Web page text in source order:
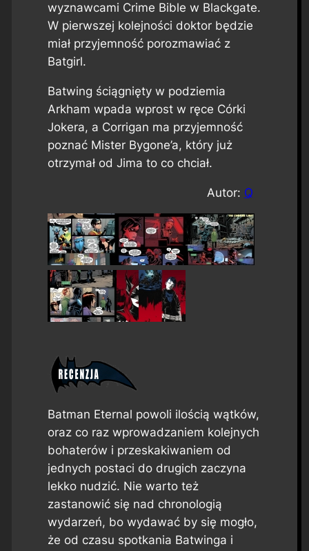
wyznawcami Crime Bible w Blackgate.
W pierwszej kolejności doktor będzie
miał przyjemność porozmawiać z
Batgirl.
Batwing ściągnięty w podziemia
Arkham wpada wprost w ręce Córki
Jokera, a Corrigan ma przyjemność
poznać Mister Bygone’a, który już
otrzymał od Jima to co chciał.
Autor: Q
Batman Eternal powoli ilością wątków,
oraz co raz wprowadzaniem kolejnych
bohaterów i przeskakiwaniem od
jednych postaci do drugich zaczyna
lekko nudzić. Nie warto też
zastanowić się nad chronologią
wydarzeń, bo wydawać by się mogło,
że od czasu spotkania Batwinga i